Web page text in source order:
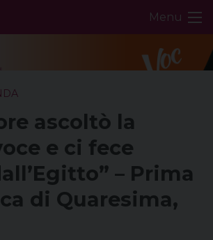
Menu
ascoltò la
e ci fece
– Prima
di Quaresima,